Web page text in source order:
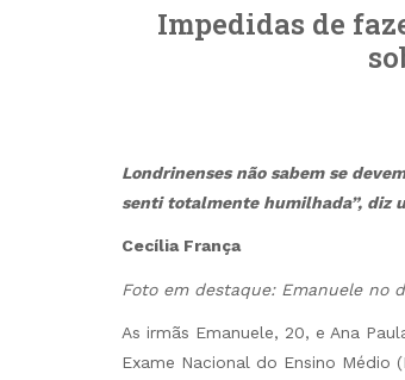
Impedidas de
Londrinenses não sabem se
senti totalmente humilhada”, diz
Cecília França
Foto em destaque: Emanuele no
As irmãs Emanuele, 20, e Ana
Exame Nacional do Ensino